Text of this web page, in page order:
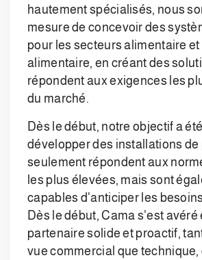
hautement spécialisés, nous
mesure de concevoir des
pour les secteurs alimentaire et
alimentaire, en créant des
répondent aux exigences les
du marché.
Dès le début, notre objectif a
développer des installations de
seulement répondent aux
les plus élevées, mais sont
capables d'anticiper les
Dès le début, Cama s'est avéré
partenaire solide et proactif,
vue commercial que technique,